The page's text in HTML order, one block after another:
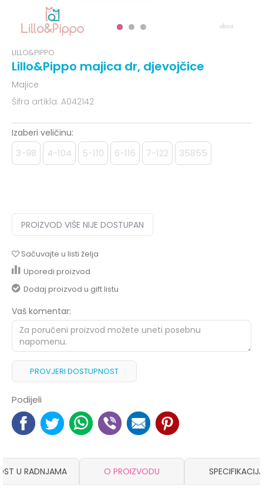
LILLO&PIPPO
Lillo&Pippo majica dr, djevojčice
Majice
Šifra artikla: A042142
Izaberi veličinu:
3-98 4-104 5-110 6-116 7-122 35855
PROIZVOD VIŠE NIJE DOSTUPAN
Sačuvajte u listi želja
Uporedi proizvod
Dodaj proizvod u gift listu
Vaš komentar:
PROVJERI DOSTUPNOST
Podijeli
U RADNJAMA O PROIZVODU